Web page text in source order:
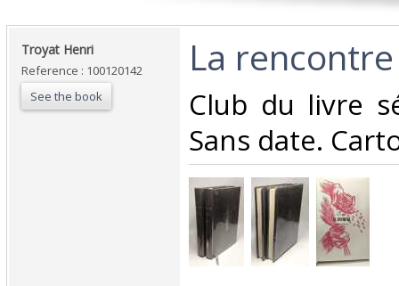
‎Troyat Henri‎
Reference : 100120142
See the book
‎La
‎Club du livre
Sans date.